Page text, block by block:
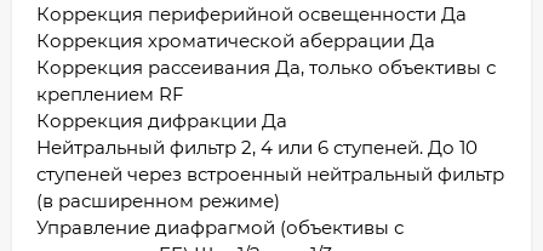
Коррекция периферийной освещенности Да
Коррекция хроматической аберрации Да
Коррекция рассеивания Да, только объективы с
креплением RF
Коррекция дифракции Да
Нейтральный фильтр 2, 4 или 6 ступеней. До 10
ступеней через встроенный нейтральный фильтр
(в расширенном режиме)
Управление диафрагмой (объективы с